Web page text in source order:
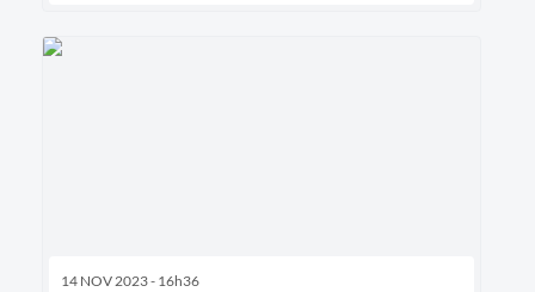
14 NOV 2023 - 16h36